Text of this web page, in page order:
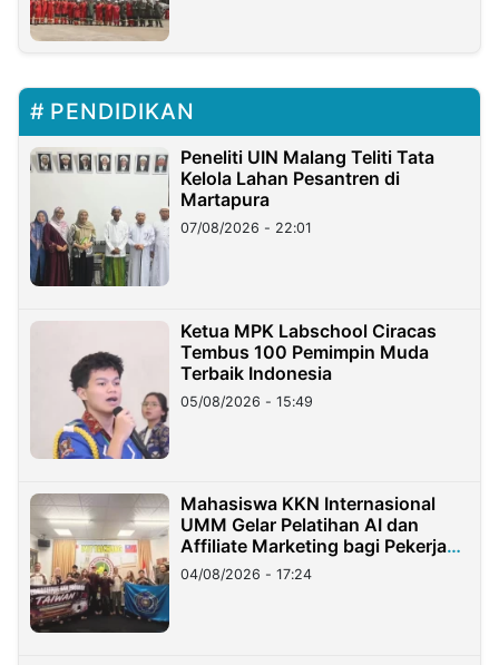
PENDIDIKAN
Peneliti UIN Malang Teliti Tata
Kelola Lahan Pesantren di
Martapura
07/08/2026 - 22:01
Ketua MPK Labschool Ciracas
Tembus 100 Pemimpin Muda
Terbaik Indonesia
05/08/2026 - 15:49
Mahasiswa KKN Internasional
UMM Gelar Pelatihan AI dan
Affiliate Marketing bagi Pekerja
Migran Indonesia di Taiwan
04/08/2026 - 17:24